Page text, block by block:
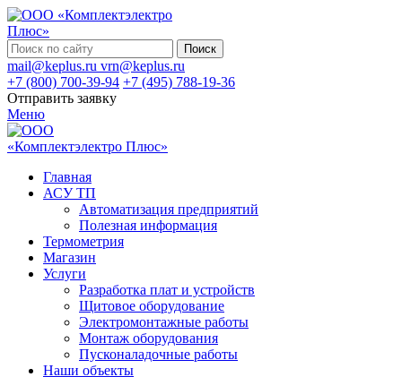
Поиск
mail@keplus.ru vrn@keplus.ru
+7 (800) 700-39-94 +7 (495) 788-19-36
Отправить заявку
Меню
Главная
АСУ ТП
Автоматизация предприятий
Полезная информация
Термометрия
Магазин
Услуги
Разработка плат и устройств
Щитовое оборудование
Электромонтажные работы
Монтаж оборудования
Пусконаладочные работы
Наши объекты